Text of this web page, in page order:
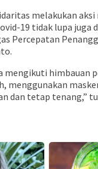
melakukan
19 tidak lupa juga
Percepatan
mengikuti himbauan
menggunakan
dan tetap tenang,”